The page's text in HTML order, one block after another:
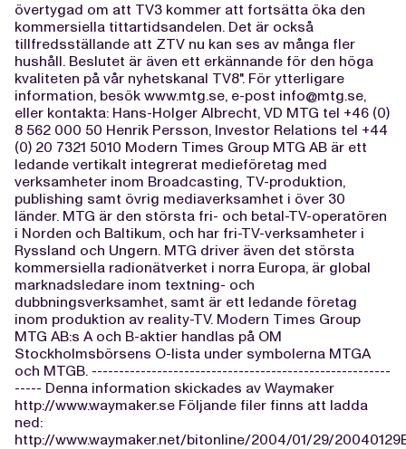
övertygad om att TV3 kommer att fortsätta öka den
kommersiella tittartidsandelen. Det är också
tillfredsställande att ZTV nu kan ses av många fler
hushåll. Beslutet är även ett erkännande för den höga
kvaliteten på vår nyhetskanal TV8". För ytterligare
information, besök www.mtg.se, e-post info@mtg.se,
eller kontakta: Hans-Holger Albrecht, VD MTG tel +46 (0)
8 562 000 50 Henrik Persson, Investor Relations tel +44
(0) 20 7321 5010 Modern Times Group MTG AB är ett
ledande vertikalt integrerat medieföretag med
verksamheter inom Broadcasting, TV-produktion,
publishing samt övrig mediaverksamhet i över 30
länder. MTG är den största fri- och betal-TV-operatören
i Norden och Baltikum, och har fri-TV-verksamheter i
Ryssland och Ungern. MTG driver även det största
kommersiella radionätverket i norra Europa, är global
marknadsledare inom textning- och
dubbningsverksamhet, samt är ett ledande företag
inom produktion av reality-TV. Modern Times Group
MTG AB:s A och B-aktier handlas på OM
Stockholmsbörsens O-lista under symbolerna MTGA
och MTGB. -------------------------------------------------------
----- Denna information skickades av Waymaker
http://www.waymaker.se Följande filer finns att ladda
ned:
http://www.waymaker.net/bitonline/2004/01/29/